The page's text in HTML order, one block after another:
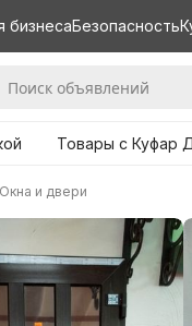
бизнесаБезопасность
Товары с Куфар
Окна и двери